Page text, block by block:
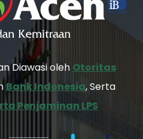
Diawasi oleh Otoritas
Bank Indonesia, Serta
Penjaminan LPS